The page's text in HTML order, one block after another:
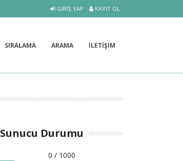
GIRIŞ YAP KAYIT OL
SIRALAMA ARAMA İLETİŞİM
Sunucu Durumu
0 / 1000